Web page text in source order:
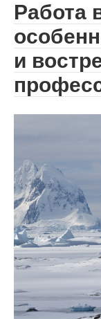
Работа
и